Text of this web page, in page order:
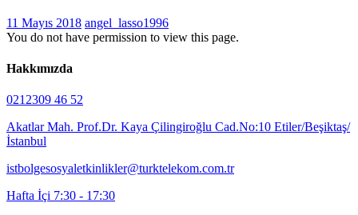
11 Mayıs 2018 angel_lasso1996
You do not have permission to view this page.
Hakkımızda
0212309 46 52
Akatlar Mah. Prof.Dr. Kaya Çilingiroğlu Cad.No:10 Etiler/Beşiktaş/
İstanbul
istbolgesosyaletkinlikler@turktelekom.com.tr
Hafta İçi 7:30 - 17:30